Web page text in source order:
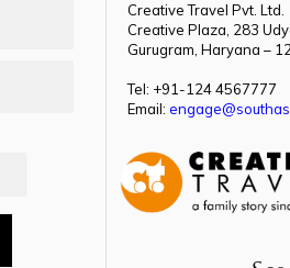
Creative Travel Pvt. Ltd.
Creative Plaza, 283
Gurugram, Haryana –
Tel: +91-124 4567777
Email: